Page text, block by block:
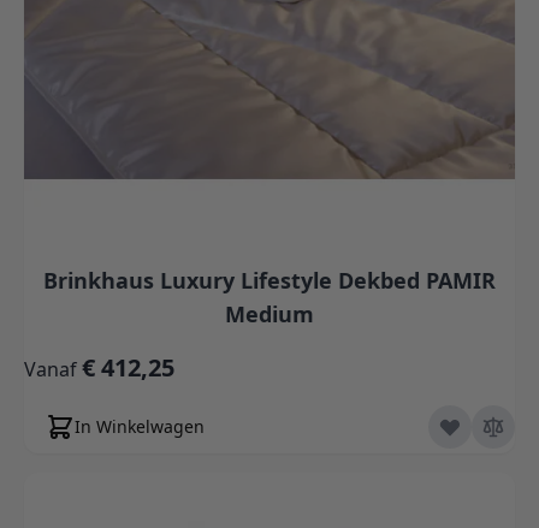
Brinkhaus Luxury Lifestyle Dekbed PAMIR
Medium
Vanaf€ 412,25
In Winkelwagen